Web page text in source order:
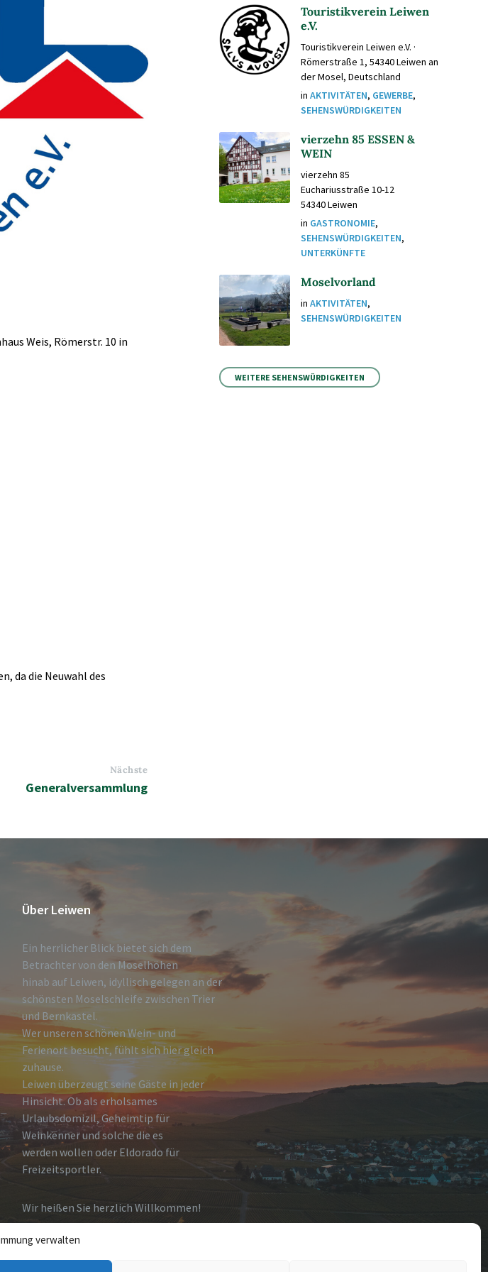
verwalten
Weis, Römerstr. 10 in
da die Neuwahl des
Nächste
Generalversammlung
Touristikverein Leiwen
e.V.
Touristikverein Leiwen e.V. ·
Römerstraße 1, 54340 Leiwen an
der Mosel, Deutschland
inAKTIVITÄTEN, GEWERBE,
SEHENSWÜRDIGKEITEN
vierzehn 85 ESSEN &
WEIN
vierzehn 85
Euchariusstraße 10-12
54340 Leiwen
in GASTRONOMIE,
SEHENSWÜRDIGKEITEN,
UNTERKÜNFTE
Moselvorland
inAKTIVITÄTEN,
SEHENSWÜRDIGKEITEN
WEITERE SEHENSWÜRDIGKEITEN
Über Leiwen
Ein herrlicher Blick bietet sich dem
Betrachter von den Moselhöhen
hinab auf Leiwen, idyllisch gelegen an der
schönsten Moselschleife zwischen Trier
und Bernkastel.
Wer unseren schönen Wein- und
Ferienort besucht, fühlt sich hier gleich
zuhause.
Leiwen überzeugt seine Gäste in jeder
Hinsicht. Ob als erholsames
Urlaubsdomizil, Geheimtip für
Weinkenner und solche die es
werden wollen oder Eldorado für
Freizeitsportler.
Wir heißen Sie herzlich Willkommen!